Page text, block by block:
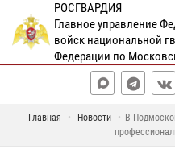
РОСГВАРДИЯ
Главное управление
войск национальной
Федерации по
Главная Новости
В